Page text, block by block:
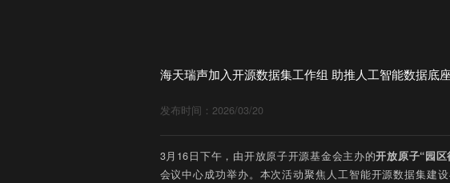
海天瑞声加入开源数据集工作组 助推人工智能数据底
发布时间：2026/03/20
3月16日下午，由开放原子开源基金会主办的开放原子“园区
会议中心成功举办。本次活动聚焦人工智能开源数据集建